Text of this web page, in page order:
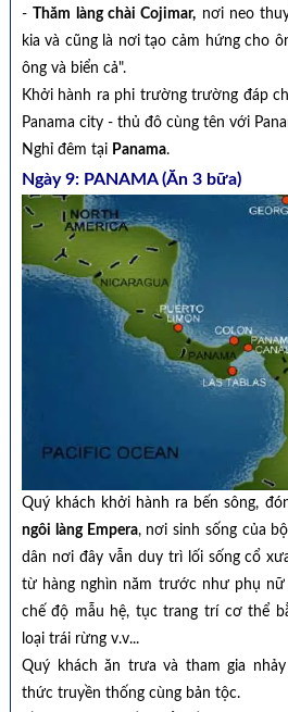
- Thăm làng chài Cojimar, nơi neo
kia và cũng là nơi tạo cảm hứng cho
ông và biển cả".
Khởi hành ra phi trường trường đáp
Panama city - thủ đô cùng tên với
Nghỉ đêm tại Panama.
Ngày 9: PANAMA(Ăn 3 bữa)
Quý khách khởi hành ra bến sông,
ngôi làng Empera, nơi sinh sống của
dân nơi đây vẫn duy trì lối sống cổ
từ hàng nghìn năm trước như phụ
chế độ mẫu hệ, tục trang trí cơ thể
loại trái rừng v.v...
Quý khách ăn trưa và tham gia
thức truyền thống cùng bản tộc.